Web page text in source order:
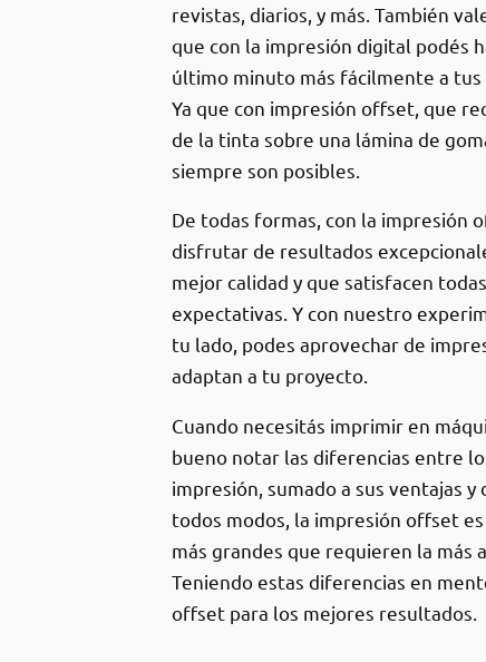
revistas, diarios, y más. También
que con la impresión digital podés
último minuto más fácilmente a tus
Ya que con impresión offset, que
de la tinta sobre una lámina de
siempre son posibles.
De todas formas, con la impresión
disfrutar de resultados
mejor calidad y que satisfacen
expectativas. Y con nuestro
tu lado, podes aprovechar de
adaptan a tu proyecto.
Cuando necesitás imprimir en
bueno notar las diferencias entre
impresión, sumado a sus ventajas y
todos modos, la impresión offset
más grandes que requieren la más
Teniendo estas diferencias en
offset para los mejores resultados.